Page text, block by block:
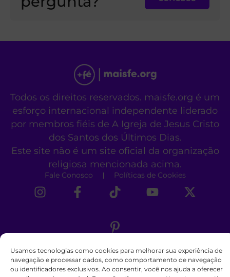
Usamos tecnologias como cookies para melhorar sua experiência de
navegação e processar dados, como comportamento de navegação
ou identificadores exclusivos. Ao consentir, você nos ajuda a oferecer
Todos os direitos reservados. maisfe.org é um
esforço internacional independente liderado
por membros fiéis de A Igreja de Jesus Cristo
dos Santos dos Últimos Dias.
Este site não é um site oficial da organização
religiosa mencionada acima.
Fale Conosco Políticas de Cookies